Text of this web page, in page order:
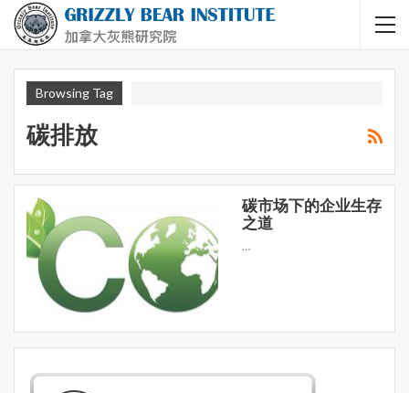
Browsing Tag
碳排放
碳市场下的企业生存
之道
…